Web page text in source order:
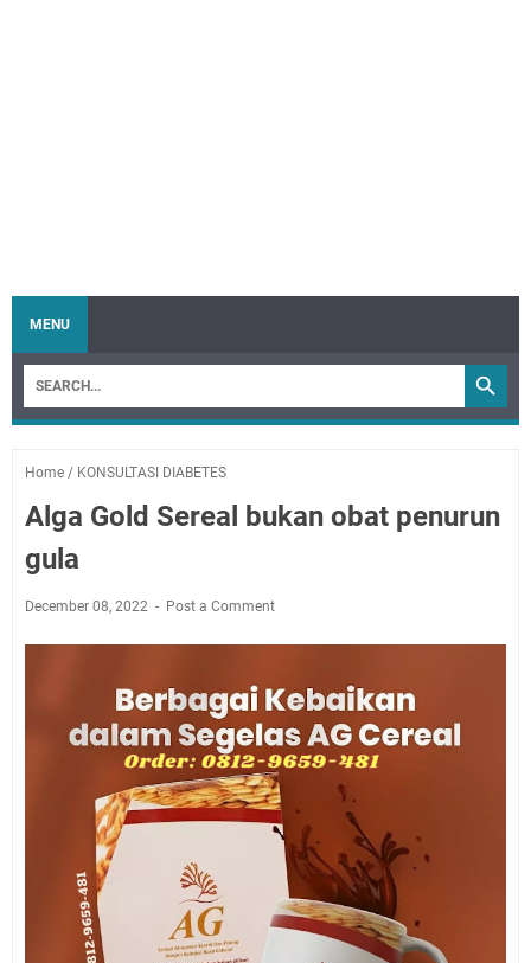
MENU
Home / KONSULTASI DIABETES
Alga Gold Sereal bukan obat penurun
gula
December 08, 2022 Post a Comment